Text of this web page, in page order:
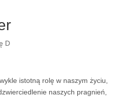
D
istotną rolę w naszym życiu,
naszych pragnień,